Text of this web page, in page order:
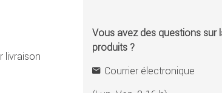
livraison
Vous avez des questions sur
produits ?
Courrier électronique